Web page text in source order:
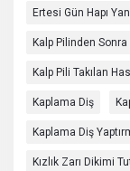
Ertesi Gün Hapı
Kalp Pilinden
Kalp Pili Takılan
Kaplama Diş
Kaplama Diş
Kızlık Zarı Dikimi